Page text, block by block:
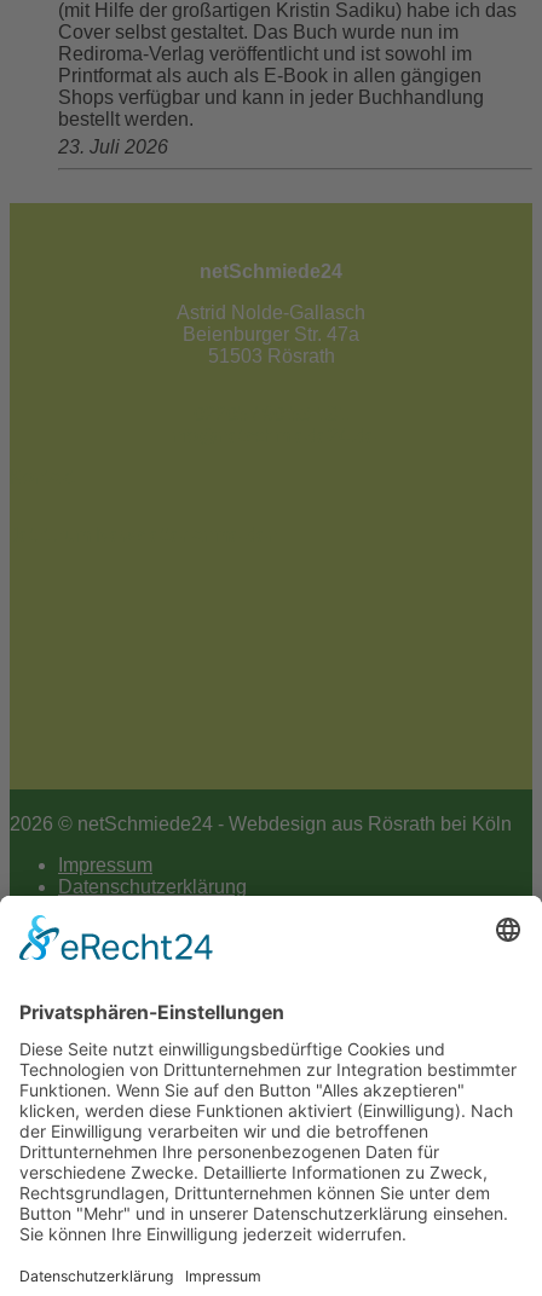
(mit Hilfe der großartigen Kristin Sadiku) habe ich das
Cover selbst gestaltet. Das Buch wurde nun im
Rediroma-Verlag veröffentlicht und ist sowohl im
Printformat als auch als E-Book in allen gängigen
Shops verfügbar und kann in jeder Buchhandlung
bestellt werden.
23. Juli 2026
netSchmiede24
Astrid Nolde-Gallasch
Beienburger Str. 47a
51503 Rösrath
2026 © netSchmiede24 - Webdesign aus Rösrath bei Köln
Impressum
Datenschutzerklärung
Cookie-Einstellungen
to
top